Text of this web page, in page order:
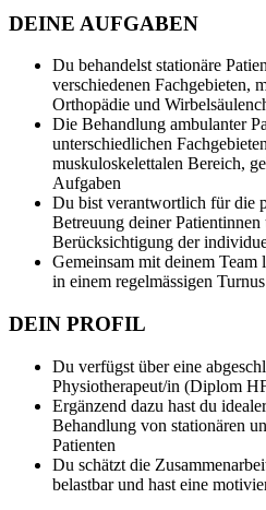
DEINE AUFGABEN
Du behandelst stationäre
verschiedenen Fachgebieten,
Orthopädie und
Die Behandlung ambulanter
unterschiedlichen
muskuloskelettalen Bereich,
Aufgaben
Du bist verantwortlich für die
Betreuung deiner Patientinnen
Berücksichtigung der
Gemeinsam mit deinem Team
in einem regelmässigen Turnus
DEIN PROFIL
Du verfügst über eine
Physiotherapeut/in (Diplom
Ergänzend dazu hast du
Behandlung von stationären
Patienten
Du schätzt die
belastbar und hast eine